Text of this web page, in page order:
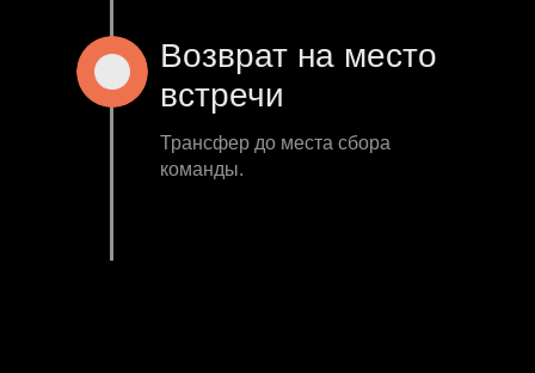
Возврат на место
встречи
Трансфер до места сбора
команды.